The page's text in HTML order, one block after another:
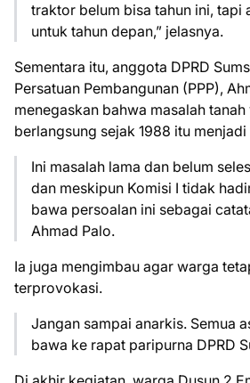
traktor belum bisa tahun ini, tapi
untuk tahun depan,” jelasnya.
Sementara itu, anggota DPRD
Persatuan Pembangunan (PPP),
menegaskan bahwa masalah
berlangsung sejak 1988 itu
Ini masalah lama dan belum
dan meskipun Komisi I tidak
bawa persoalan ini sebagai
Ahmad Palo.
Ia juga mengimbau agar warga
terprovokasi.
Jangan sampai anarkis. Semua
bawa ke rapat paripurna DPRD